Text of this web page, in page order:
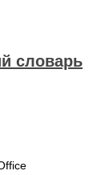
словарь